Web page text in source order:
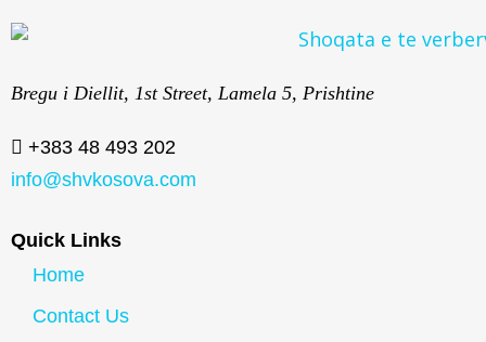
Bregu i Diellit, 1st Street, Lamela 5, Prishtine
+383 48 493 202
info@shvkosova.com
Quick Links
Home
Contact Us